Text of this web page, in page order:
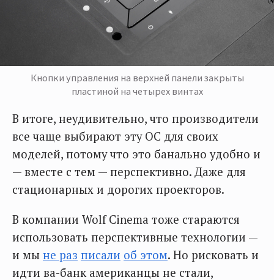
Кнопки управления на верхней панели закрыты
пластиной на четырех винтах
В итоге, неудивительно, что производители
все чаще выбирают эту ОС для своих
моделей, потому что это банально удобно и
— вместе с тем — перспективно. Даже для
стационарных и дорогих проекторов.
В компании Wolf Cinema тоже стараются
использовать перспективные технологии —
и мы не раз писали об этом. Но рисковать и
идти ва-банк американцы не стали,